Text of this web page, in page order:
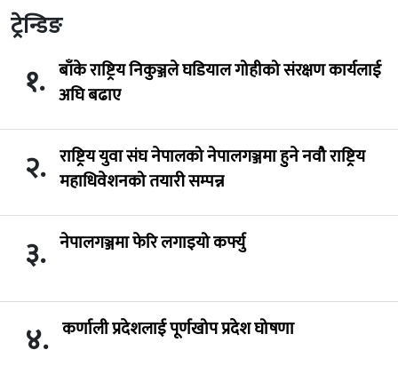
ट्रेन्डिङ
१. बाँके राष्ट्रिय निकुञ्जले घडियाल गोहीको संरक्षण कार्यलाई
अघि बढाए
२. राष्ट्रिय युवा संघ नेपालको नेपालगञ्जमा हुने नवौ राष्ट्रिय
महाधिवेशनको तयारी सम्पन्न
३. नेपालगञ्जमा फेरि लगाइयो कर्फ्यु
४. कर्णाली प्रदेशलाई पूर्णखोप प्रदेश घोषणा